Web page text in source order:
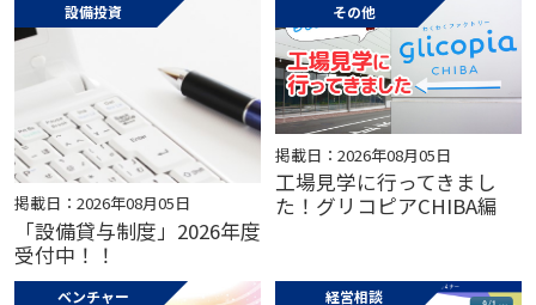
設備投資
掲載日：2026年08月05日
「設備貸与制度」2026年度
受付中！！
その他
掲載日：2026年08月05日
工場見学に行ってきまし
た！グリコピアCHIBA編
ベンチャー 経営相談